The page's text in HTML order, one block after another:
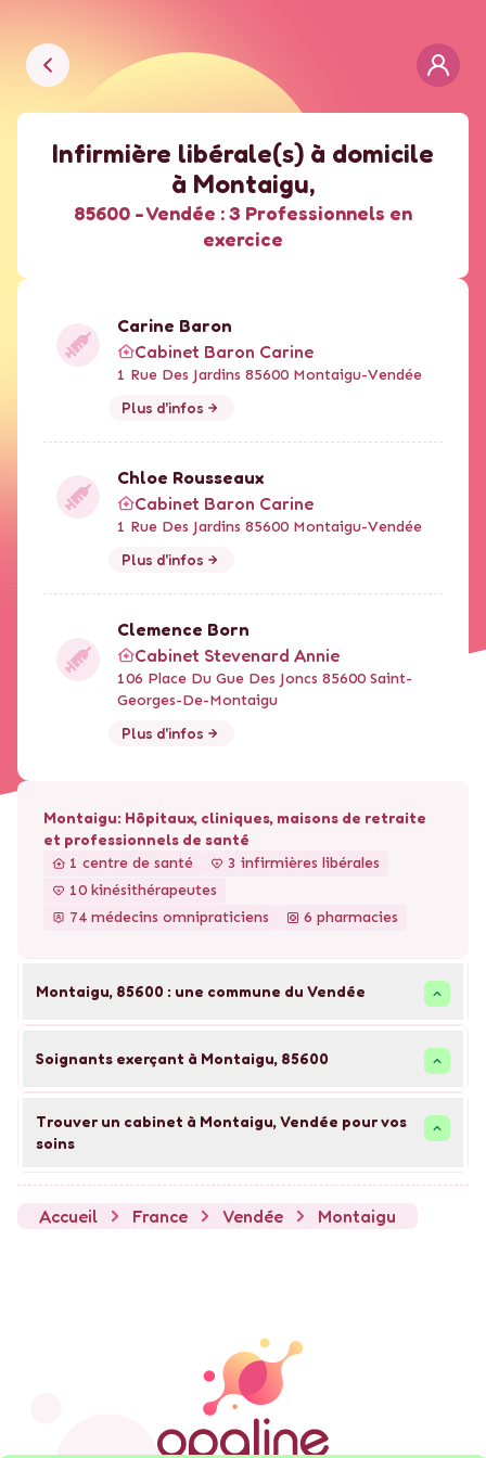
Infirmière libérale(s) à domicile
à Montaigu,
85600 -Vendée :3 Professionnels en
exercice
Carine Baron
Cabinet Baron Carine
1 Rue Des Jardins 85600 Montaigu-Vendée
Plus d'infos
Chloe Rousseaux
Cabinet Baron Carine
1 Rue Des Jardins 85600 Montaigu-Vendée
Plus d'infos
Clemence Born
Cabinet Stevenard Annie
106 Place Du Gue Des Joncs 85600 Saint-
Georges-De-Montaigu
Plus d'infos
Montaigu: Hôpitaux, cliniques, maisons de retraite
et professionnels de santé
1 centre de santé
3 infirmières libérales
10 kinésithérapeutes
74 médecins omnipraticiens
6 pharmacies
Montaigu, 85600 : une commune du Vendée
Soignants exerçant à Montaigu, 85600
Trouver un cabinet à Montaigu, Vendée pour vos
soins
Accueil France Vendée Montaigu